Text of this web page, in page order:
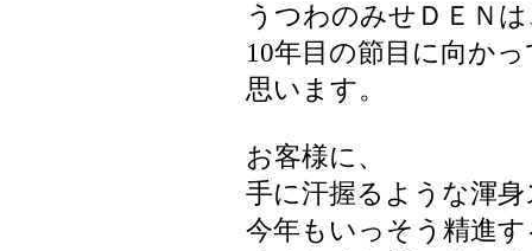
うつわのみせＤＥＮ
10年目の節目に向か
思います。
お客様に、
手に汗握るような渾
今年もいっそう精進